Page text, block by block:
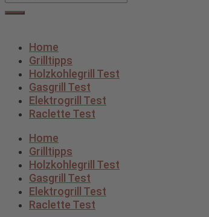
Home
Grilltipps
Holzkohlegrill Test
Gasgrill Test
Elektrogrill Test
Raclette Test
Home
Grilltipps
Holzkohlegrill Test
Gasgrill Test
Elektrogrill Test
Raclette Test